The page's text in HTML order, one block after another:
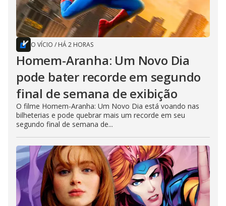
O VÍCIO / HÁ 2 HORAS
Homem-Aranha: Um Novo Dia
pode bater recorde em segundo
final de semana de exibição
O filme Homem-Aranha: Um Novo Dia está voando nas
bilheterias e pode quebrar mais um recorde em seu
segundo final de semana de...